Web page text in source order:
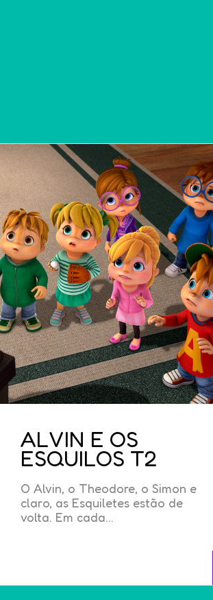
ALVIN E OS
ESQUILOS T2
O Alvin, o Theodore, o Simon e
claro, as Esquiletes estão de
volta. Em cada...